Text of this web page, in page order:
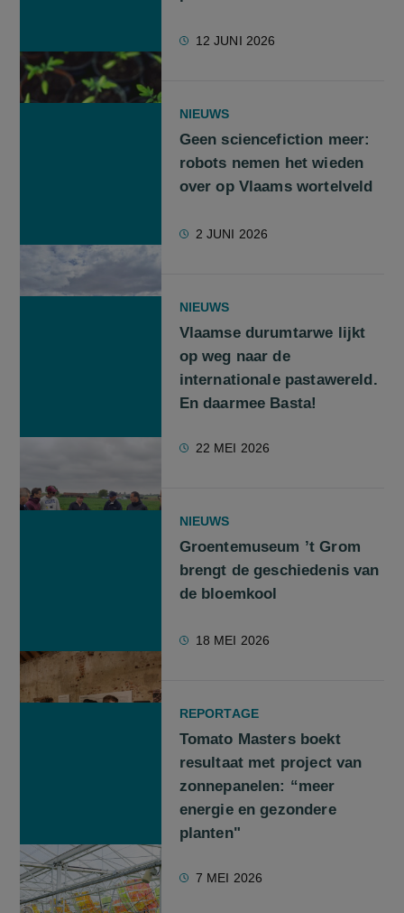
12 JUNI 2026
NIEUWS
Geen sciencefiction meer:
robots nemen het wieden
over op Vlaams wortelveld
2 JUNI 2026
NIEUWS
Vlaamse durumtarwe lijkt
op weg naar de
internationale pastawereld.
En daarmee Basta!
22 MEI 2026
NIEUWS
Groentemuseum ’t Grom
brengt de geschiedenis van
de bloemkool
18 MEI 2026
REPORTAGE
Tomato Masters boekt
resultaat met project van
zonnepanelen: “meer
energie en gezondere
planten"
7 MEI 2026